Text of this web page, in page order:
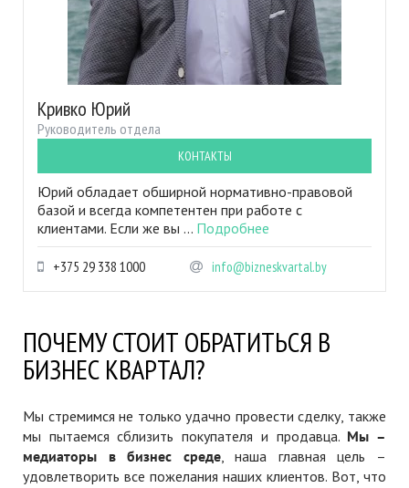
Кривко Юрий
Руководитель отдела
КОНТАКТЫ
Юрий обладает обширной нормативно-правовой
базой и всегда компетентен при работе с
клиентами. Если же вы ... Подробнее
+375 29 338 1000 info@bizneskvartal.by
ПОЧЕМУ СТОИТ ОБРАТИТЬСЯ В
БИЗНЕС КВАРТАЛ?
Мы стремимся не только удачно провести сделку, также
мы пытаемся сблизить покупателя и продавца. Мы –
медиаторы в бизнес среде, наша главная цель –
удовлетворить все пожелания наших клиентов. Вот, что